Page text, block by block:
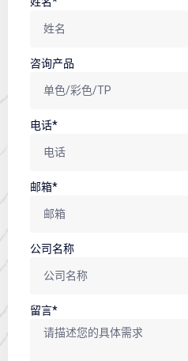
咨询产品
电话*
邮箱*
公司名称
留言*